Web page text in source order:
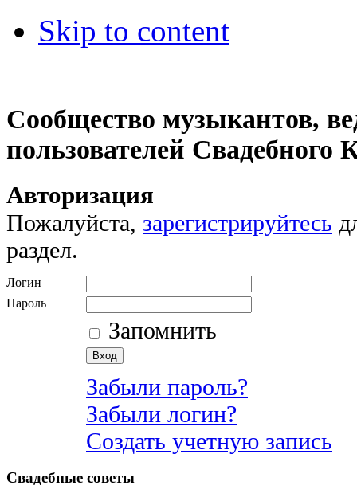
Skip to content
Сообщество музыкантов,
пользователей Свадебного
Авторизация
Пожалуйста, зарегистрируйтесь
раздел.
Логин
Пароль
Запомнить
Забыли пароль?
Забыли логин?
Создать учетную запись
Свадебные советы